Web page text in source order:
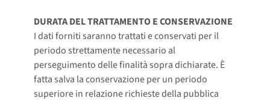
DURATA DEL TRATTAMENTO E CONSERVAZIONE
I dati forniti saranno trattati e conservati per il
periodo strettamente necessario al
perseguimento delle finalità sopra dichiarate. È
fatta salva la conservazione per un periodo
superiore in relazione richieste della pubblica